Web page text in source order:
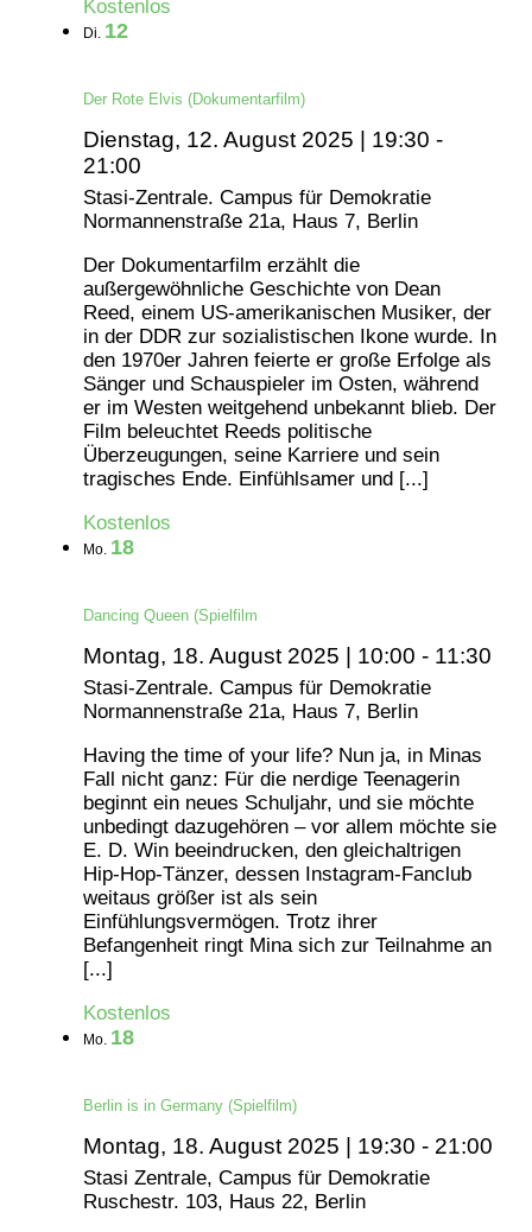
Kostenlos
Di. 12
Der Rote Elvis (Dokumentarfilm)
Dienstag, 12. August 2025 | 19:30 -
21:00
Stasi-Zentrale. Campus für Demokratie
Normannenstraße 21a, Haus 7, Berlin
Der Dokumentarfilm erzählt die
außergewöhnliche Geschichte von Dean
Reed, einem US-amerikanischen Musiker, der
in der DDR zur sozialistischen Ikone wurde. In
den 1970er Jahren feierte er große Erfolge als
Sänger und Schauspieler im Osten, während
er im Westen weitgehend unbekannt blieb. Der
Film beleuchtet Reeds politische
Überzeugungen, seine Karriere und sein
tragisches Ende. Einfühlsamer und [...]
Kostenlos
Mo. 18
Dancing Queen (Spielfilm
Montag, 18. August 2025 | 10:00 - 11:30
Stasi-Zentrale. Campus für Demokratie
Normannenstraße 21a, Haus 7, Berlin
Having the time of your life? Nun ja, in Minas
Fall nicht ganz: Für die nerdige Teenagerin
beginnt ein neues Schuljahr, und sie möchte
unbedingt dazugehören – vor allem möchte sie
E. D. Win beeindrucken, den gleichaltrigen
Hip-Hop-Tänzer, dessen Instagram-Fanclub
weitaus größer ist als sein
Einfühlungsvermögen. Trotz ihrer
Befangenheit ringt Mina sich zur Teilnahme an
[...]
Kostenlos
Mo. 18
Berlin is in Germany (Spielfilm)
Montag, 18. August 2025 | 19:30 - 21:00
Stasi Zentrale, Campus für Demokratie
Ruschestr. 103, Haus 22, Berlin